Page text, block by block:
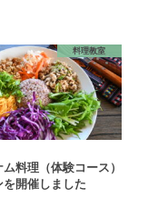
料理教室
料理（体験コース）
を開催しました